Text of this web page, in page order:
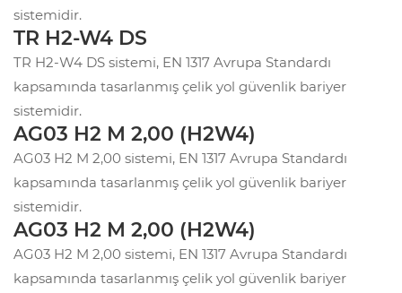
sistemidir.
TR H2-W4 DS
TR H2-W4 DS sistemi, EN 1317 Avrupa Standardı
kapsamında tasarlanmış çelik yol güvenlik bariyer
sistemidir.
AG03 H2 M 2,00 (H2W4)
AG03 H2 M 2,00 sistemi, EN 1317 Avrupa Standardı
kapsamında tasarlanmış çelik yol güvenlik bariyer
sistemidir.
AG03 H2 M 2,00 (H2W4)
AG03 H2 M 2,00 sistemi, EN 1317 Avrupa Standardı
kapsamında tasarlanmış çelik yol güvenlik bariyer